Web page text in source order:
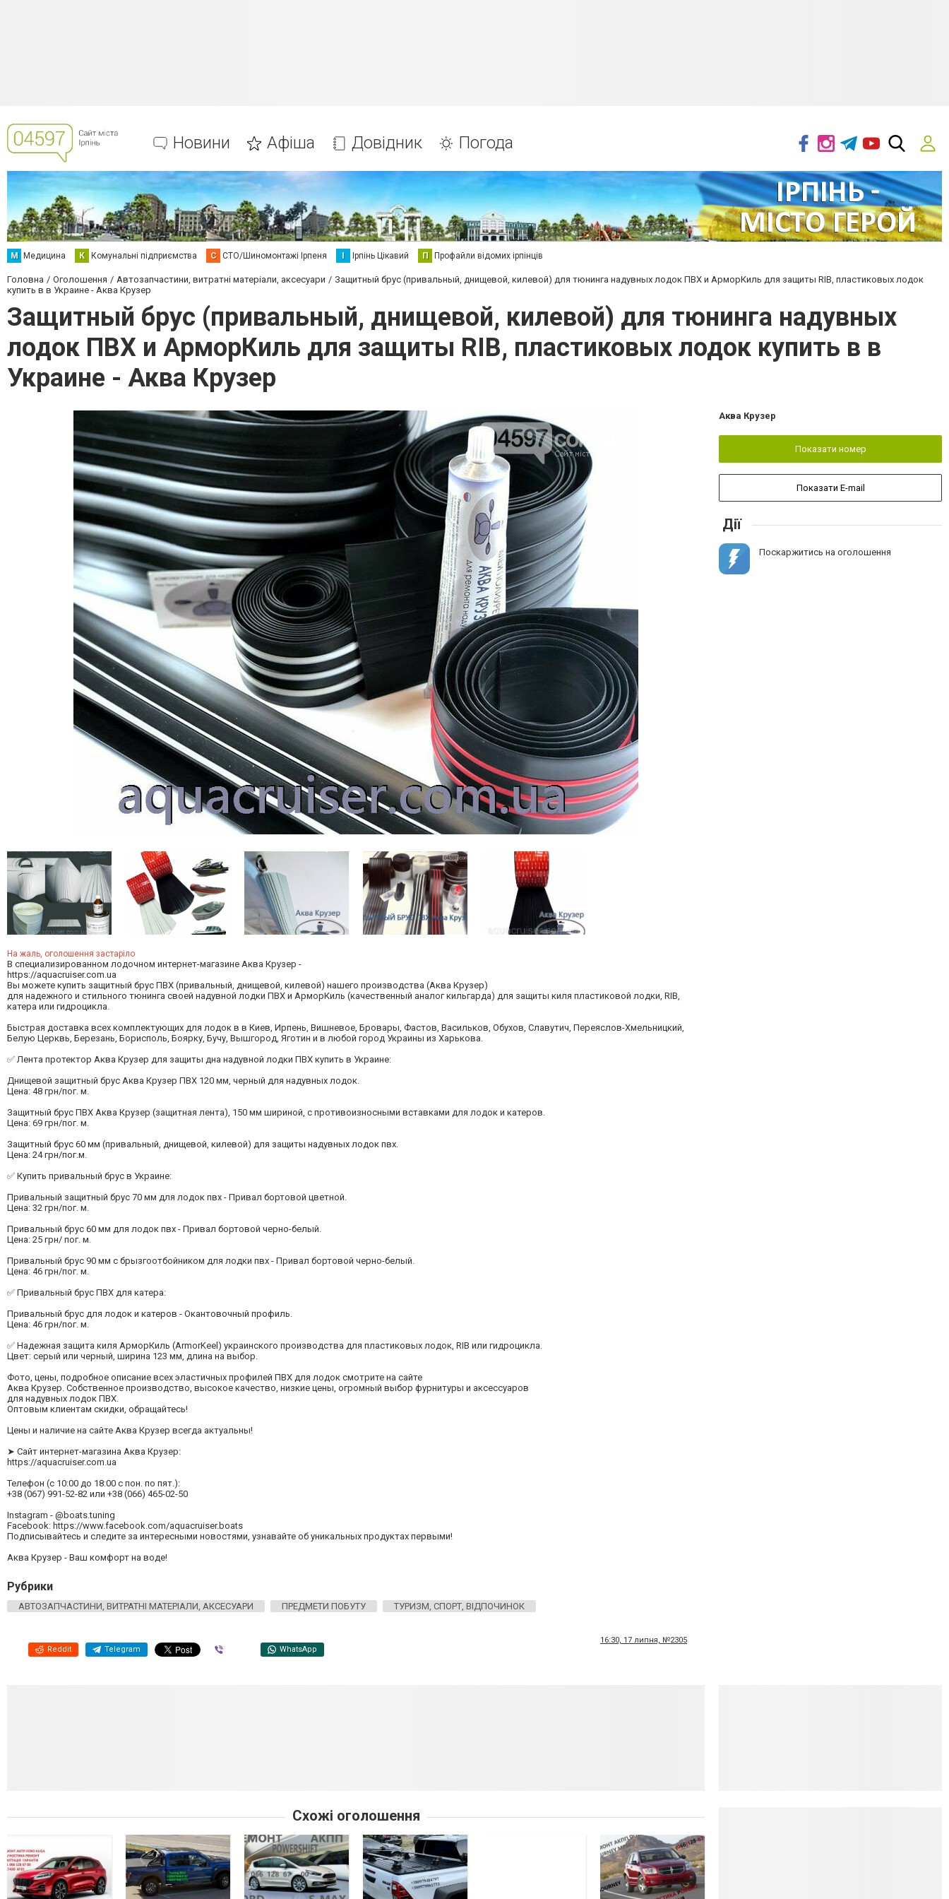
Новини Афіша Довідник Погода
М Медицина К Комунальні підприємства С СТО/Шиномонтажі Ірпеня І Ірпінь Цікавий П Профайли відомих ірпінців
Головна Оголошення Автозапчастини, витратні матеріали, аксесуари
Защитный брус (привальный, днищевой, килевой) для тюнинга надувных лодок ПВХ и АрморКиль для защиты RIB, пластиковых лодок
купить в в Украине - Аква Крузер
Защитный брус (привальный, днищевой, килевой) для тюнинга надувных
лодок ПВХ и АрморКиль для защиты RIB, пластиковых лодок купить в в
Украине - Аква Крузер
На жаль, оголошення застаріло
В специализированном лодочном интернет-магазине Аква Крузер -
https://aquacruiser.com.ua
Вы можете купить защитный брус ПВХ (привальный, днищевой, килевой) нашего производства (Аква Крузер)
для надежного и стильного тюнинга своей надувной лодки ПВХ и АрморКиль (качественный аналог кильгарда) для защиты киля пластиковой лодки, RIB,
катера или гидроцикла.
Быстрая доставка всех комплектующих для лодок в в Киев, Ирпень, Вишневое, Бровары, Фастов, Васильков, Обухов, Славутич, Переяслов-Хмельницкий,
Белую Церквь, Березань, Борисполь, Боярку, Бучу, Вышгород, Яготин и в любой город Украины из Харькова.
✅ Лента протектор Аква Крузер для защиты дна надувной лодки ПВХ купить в Украине:
Днищевой защитный брус Аква Крузер ПВХ 120 мм, черный для надувных лодок.
Цена: 48 грн/пог. м.
Защитный брус ПВХ Аква Крузер (защитная лента), 150 мм шириной, с противоизносными вставками для лодок и катеров.
Цена: 69 грн/пог. м.
Защитный брус 60 мм (привальный, днищевой, килевой) для защиты надувных лодок пвх.
Цена: 24 грн/пог.м.
✅ Купить привальный брус в Украине:
Привальный защитный брус 70 мм для лодок пвх - Привал бортовой цветной.
Цена: 32 грн/пог. м.
Привальный брус 60 мм для лодок пвх - Привал бортовой черно-белый.
Цена: 25 грн/ пог. м.
Привальный брус 90 мм с брызгоотбойником для лодки пвх - Привал бортовой черно-белый.
Цена: 46 грн/пог. м.
✅ Привальный брус ПВХ для катера:
Привальный брус для лодок и катеров - Окантовочный профиль.
Цена: 46 грн/пог. м.
✅ Надежная защита киля АрморКиль (ArmorKeel) украинского производства для пластиковых лодок, RIB или гидроцикла.
Цвет: серый или черный, ширина 123 мм, длина на выбор.
Фото, цены, подробное описание всех эластичных профилей ПВХ для лодок смотрите на сайте
Аква Крузер. Собственное производство, высокое качество, низкие цены, огромный выбор фурнитуры и аксессуаров
для надувных лодок ПВХ.
Оптовым клиентам скидки, обращайтесь!
Цены и наличие на сайте Аква Крузер всегда актуальны!
➤ Сайт интернет-магазина Аква Крузер:
https://aquacruiser.com.ua
Телефон (с 10:00 до 18:00 с пон. по пят.):
+38 (067) 991-52-82 или +38 (066) 465-02-50
Instagram - @boats.tuning
Facebook: https://www.facebook.com/aquacruiser.boats
Подписывайтесь и следите за интересными новостями, узнавайте об уникальных продуктах первыми!
Аква Крузер - Ваш комфорт на воде!
Рубрики
АВТОЗАПЧАСТИНИ, ВИТРАТНІ МАТЕРІАЛИ, АКСЕСУАРИ ПРЕДМЕТИ ПОБУТУ ТУРИЗМ, СПОРТ, ВІДПОЧИНОК
Reddit Telegram WhatsApp
16:30, 17 липня, №2305
Аква Крузер
Показати номер
Показати E-mail
Дії
Поскаржитись на оголошення
Схожі оголошення